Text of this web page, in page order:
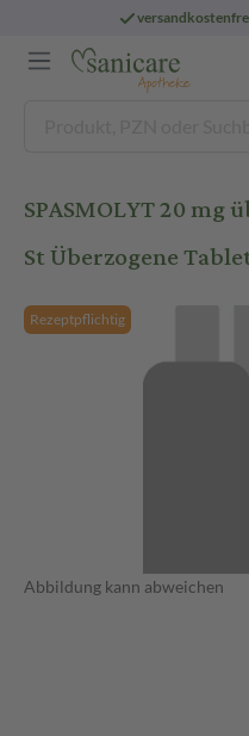
SPASMOLYT 20 mg
St Überzogene
Rezeptpflichtig
Abbildung kann abweichen